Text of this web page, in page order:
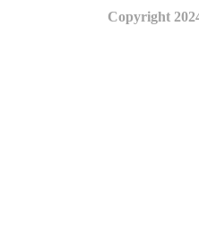
Copyright